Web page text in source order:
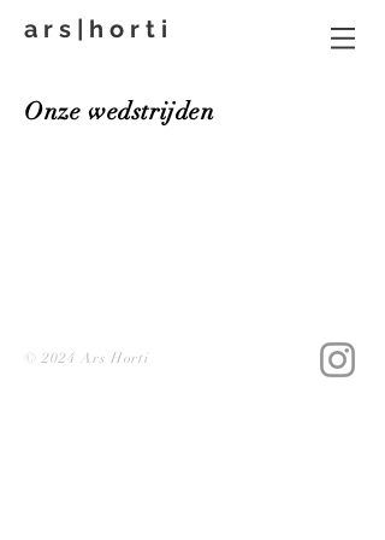
a r s | h o r t i
Onze wedstrijden
© 2024 Ars Horti